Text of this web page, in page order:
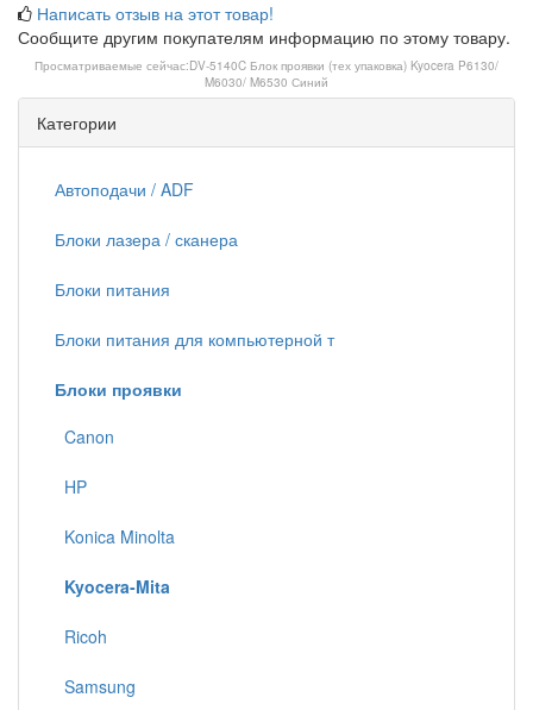
Написать отзыв на этот товар!
Сообщите другим покупателям информацию по этому товару.
Просматриваемые сейчас:DV-5140C Блок проявки (тех упаковка) Kyocera P6130/
M6030/ M6530 Синий
Категории
Автоподачи / ADF
Блоки лазера / сканера
Блоки питания
Блоки питания для компьютерной т
Блоки проявки
Canon
HP
Konica Minolta
Kyocera-Mita
Ricoh
Samsung